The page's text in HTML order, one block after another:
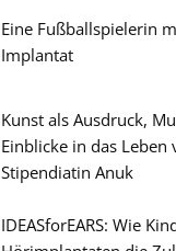
Eine Fußballspielerin
Implantat
Kunst als Ausdruck,
Einblicke in das Leben
Stipendiatin Anuk
IDEASforEARS: Wie